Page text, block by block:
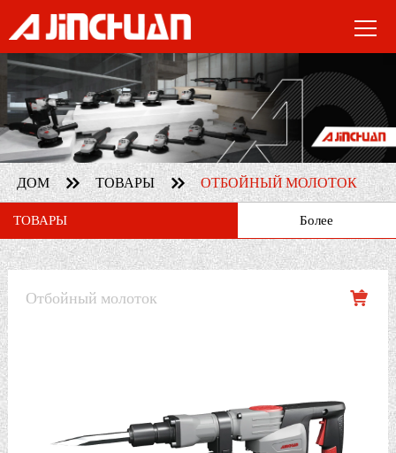
ДОМ  ТОВАРЫ  ОТБОЙНЫЙ МОЛОТОК
ТОВАРЫ Более
Отбойный молоток 